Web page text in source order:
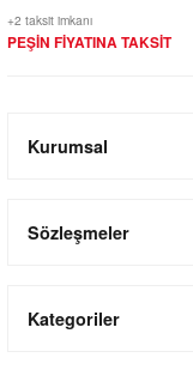
+2 taksit imkanı
PEŞİN FİYATINA TAKSİT
Kurumsal
Sözleşmeler
Kategoriler